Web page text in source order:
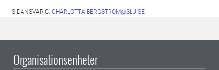
SIDANSVARIG: CHARLOTTA.BERGSTROM@SLU.SE
Organisationsenheter